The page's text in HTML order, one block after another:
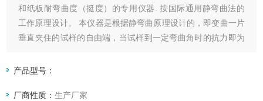
和纸板耐弯曲度（挺度）的专用仪器. 按国际通用静弯曲法的
工作原理设计。 本仪器是根据静弯曲原理设计的，即变曲一片
垂直夹住的试样的自由端，当试样到一定弯曲角时的抗力即为
mN.m。
产品型号：
厂商性质：生产厂家